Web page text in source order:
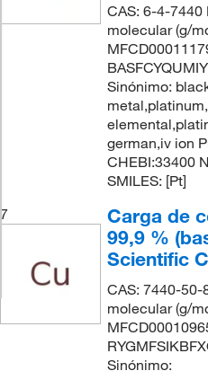
CAS: 6-4-7440
molecular (g/
Sinónimo:
metal,platinum,
german,iv ion
CHEBI:33400
SMILES: [Pt]
7
Carga de
99,9 %
Scientific
CAS: 7440-50-
molecular (g/
Sinónimo: